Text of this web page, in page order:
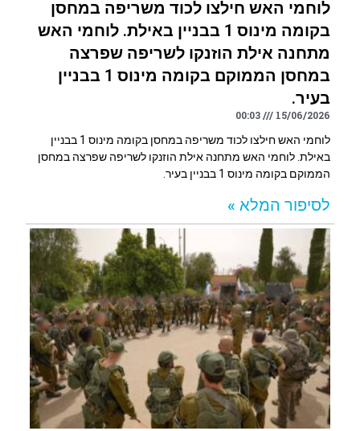
לוחמי האש חילצו לכוד משריפה במחסן
בקומה מינוס 1 בבניין באילת. לוחמי האש
מתחנה אילת הוזנקו לשריפה שפרצה
במחסן הממוקם בקומה מינוס 1 בבניין
בעיר.
15/06/2026
00:03
לוחמי האש חילצו לכוד משריפה במחסן בקומה מינוס 1 בבניין
באילת. לוחמי האש מתחנה אילת הוזנקו לשריפה שפרצה במחסן
הממוקם בקומה מינוס 1 בבניין בעיר.
לסיפור המלא »